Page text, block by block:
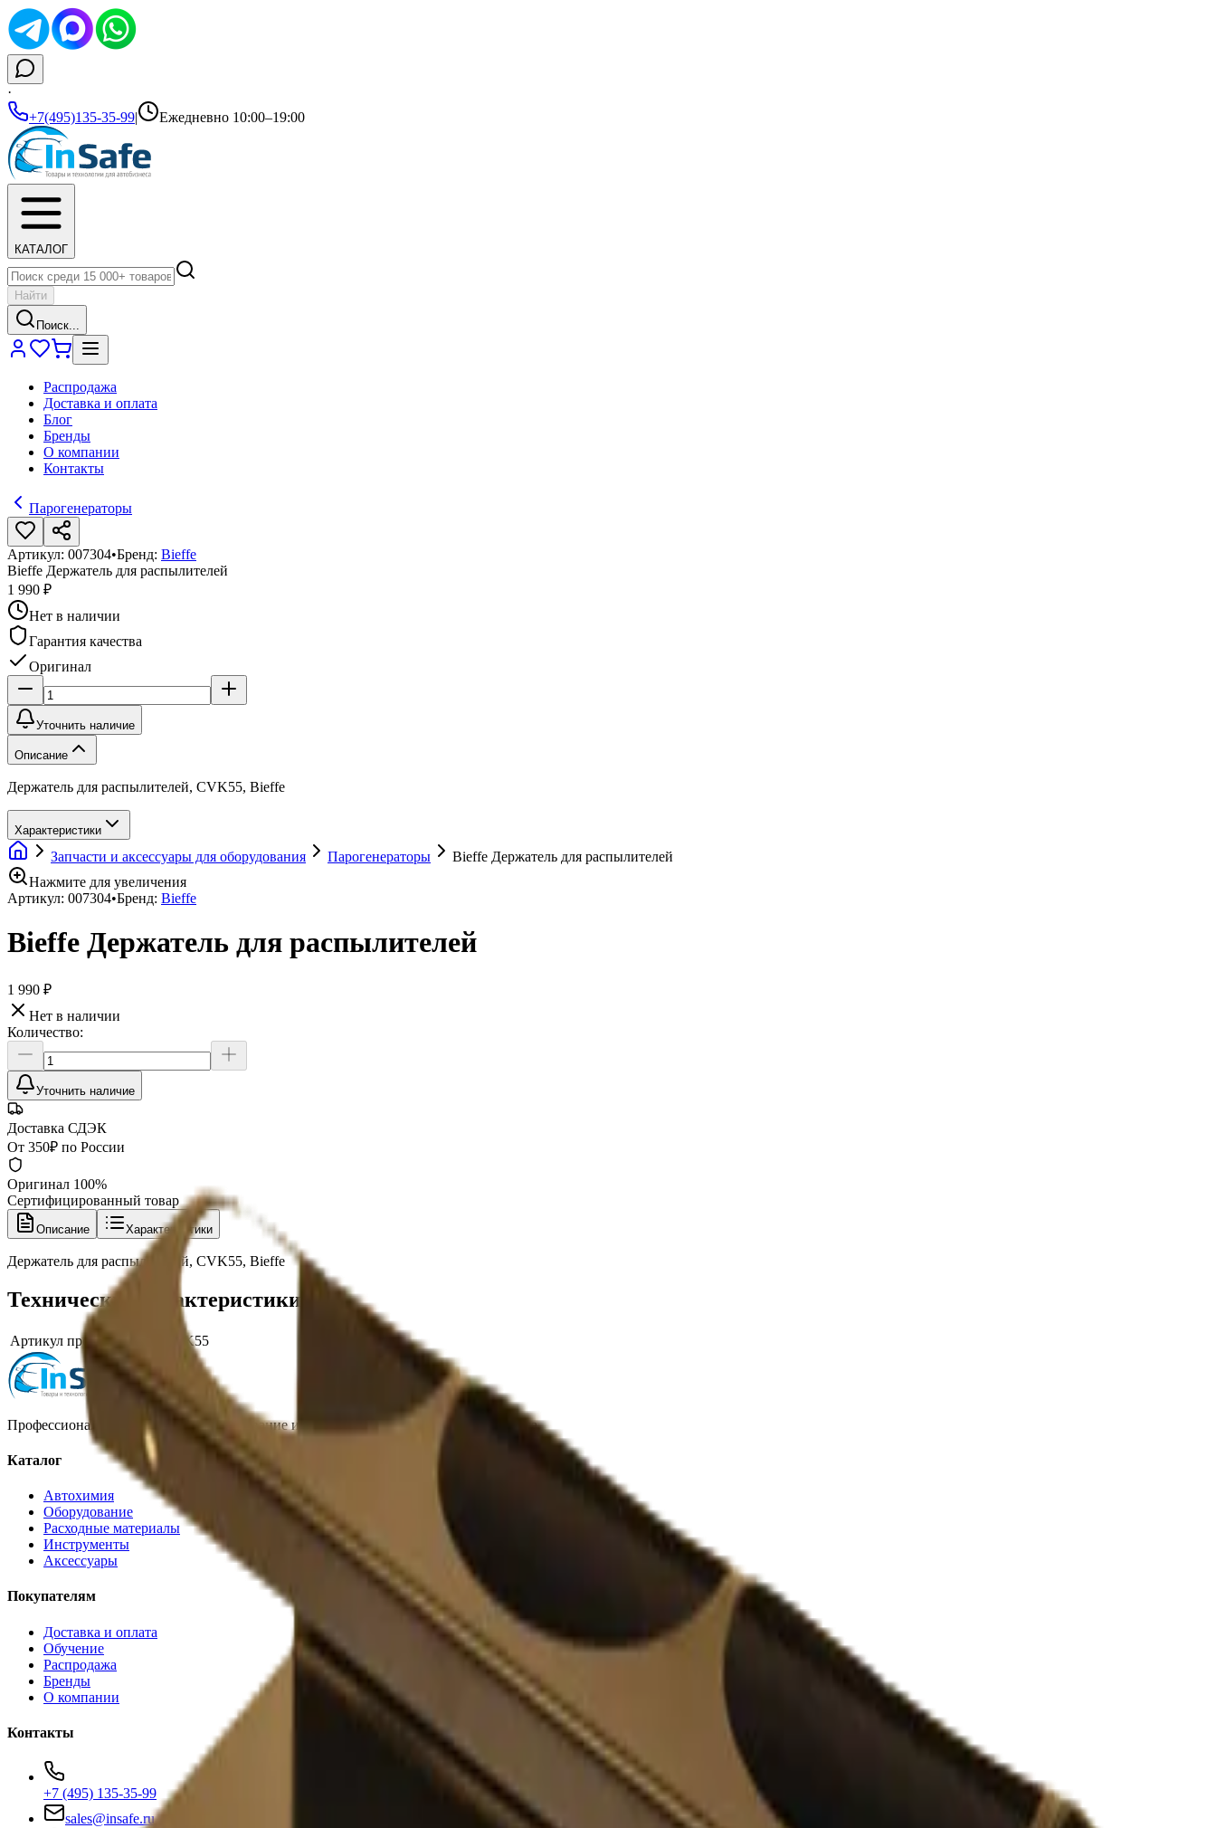
·
+7(495)135-35-99| Ежедневно 10:00–19:00
КАТАЛОГ
Найти
Поиск...
Распродажа
Доставка и оплата
Блог
Бренды
О компании
Контакты
Парогенераторы
Артикул: 007304•Бренд: Bieffe
Bieffe Держатель для распылителей
1 990 ₽
Нет в наличии
Гарантия качества
Оригинал
Уточнить наличие
Описание
Держатель для распылителей, CVK55, Bieffe
Характеристики
Запчасти и аксессуары для оборудования Парогенераторы
Bieffe Держатель для распылителей
Нажмите для увеличения
Артикул: 007304•Бренд: Bieffe
Bieffe Держатель для распылителей
1 990 ₽
Нет в наличии
Количество:
Уточнить наличие
Доставка СДЭК
От 350₽ по России
Оригинал 100%
Сертифицированный товар
Описание Характеристики
Держатель для распылителей, CVK55, Bieffe
Технические характеристики
Артикул производителя CVK55
Профессиональная автохимия, оборудование и расходные материалы для детейлинга.
Каталог
Автохимия
Оборудование
Расходные материалы
Инструменты
Аксессуары
Покупателям
Доставка и оплата
Обучение
Распродажа
Бренды
О компании
Контакты
+7 (495) 135-35-99
sales@insafe.ru